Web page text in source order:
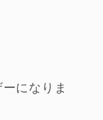
になりま